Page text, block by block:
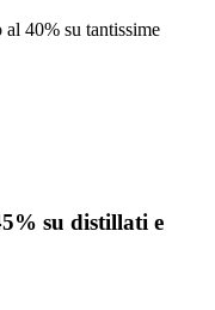
40% su tantissime
su distillati e